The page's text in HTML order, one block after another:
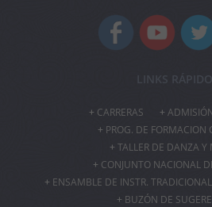
LINKS
CARRERAS
PROG. DE FORMACION
TALLER DE DANZA Y
CONJUNTO NACIONAL
ENSAMBLE DE INSTR.
BUZÓN DE